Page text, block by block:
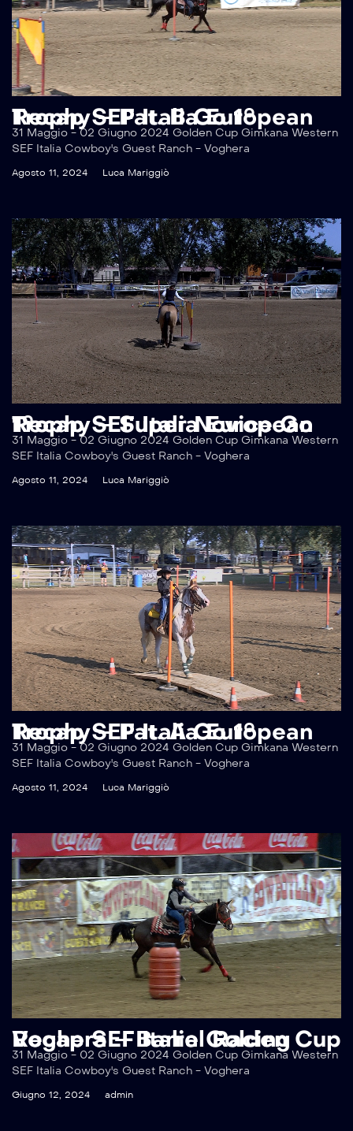
Recap SEF Italia European Trophy – Pat. B Go 1°
31 Maggio - 02 Giugno 2024 Golden Cup Gimkana Western
SEF Italia Cowboy's Guest Ranch - Voghera
Agosto 11, 2024 Luca Mariggiò
Recap SEF Italia European Trophy – Super Novice Go 1°
31 Maggio - 02 Giugno 2024 Golden Cup Gimkana Western
SEF Italia Cowboy's Guest Ranch - Voghera
Agosto 11, 2024 Luca Mariggiò
Recap SEF Italia European Trophy – Pat. A Go 1°
31 Maggio - 02 Giugno 2024 Golden Cup Gimkana Western
SEF Italia Cowboy's Guest Ranch - Voghera
Agosto 11, 2024 Luca Mariggiò
Recap SEF Italia Golden Cup Voghera – Barrel Racing
31 Maggio - 02 Giugno 2024 Golden Cup Gimkana Western
SEF Italia Cowboy's Guest Ranch - Voghera
Giugno 12, 2024 admin